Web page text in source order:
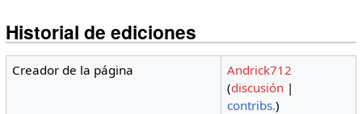
Historial de ediciones
Creador de la página
Andrick712
(discusión |
contribs.)